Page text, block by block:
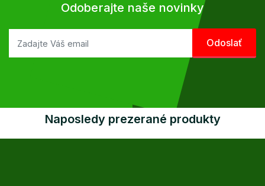
Odoberajte naše novinky
Naposledy prezerané produkty